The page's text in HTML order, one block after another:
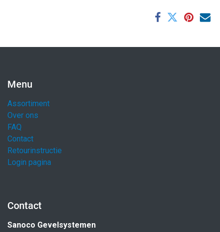
Menu
Assortiment
Over ons
FAQ
Contact
Retourinstructie
Login pagina
Contact
Sanoco Gevelsystemen